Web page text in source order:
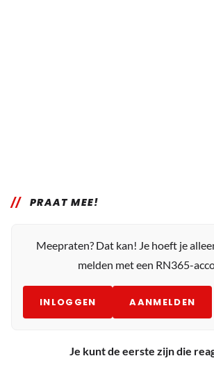
PRAAT MEE!
Meepraten? Dat kan! Je hoeft je
melden met een RN365-
INLOGGEN AANMELDEN
Je kunt de eerste zijn die